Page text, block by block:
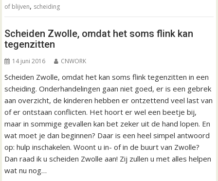
of blijven, scheiding
Scheiden Zwolle, omdat het soms flink kan
tegenzitten
14 juni 2016 CNWORK
Scheiden Zwolle, omdat het kan soms flink tegenzitten in een
scheiding. Onderhandelingen gaan niet goed, er is een gebrek
aan overzicht, de kinderen hebben er ontzettend veel last van
of er ontstaan conflicten. Het hoort er wel een beetje bij,
maar in sommige gevallen kan bet zeker uit de hand lopen. En
wat moet je dan beginnen? Daar is een heel simpel antwoord
op: hulp inschakelen. Woont u in- of in de buurt van Zwolle?
Dan raad ik u scheiden Zwolle aan! Zij zullen u met alles helpen
wat nu nog…